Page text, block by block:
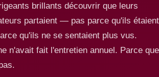
brillants découvrir que leurs
partaient — pas parce qu'ils étaient
qu'ils ne se sentaient plus vus.
n'avait fait l'entretien annuel. Parce que